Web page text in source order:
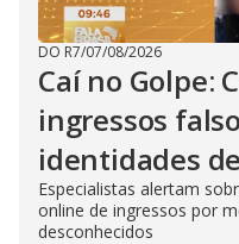
DO R7/07/08/2026
Caí no Golpe:
ingressos
identidades
Especialistas alertam
online de ingressos por
desconhecidos